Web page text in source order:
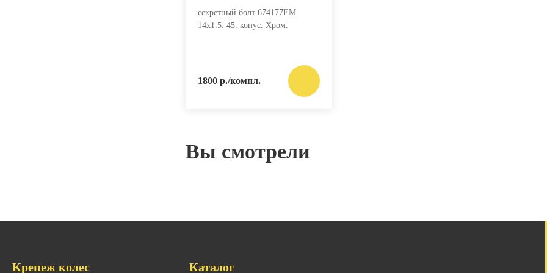
секретный болт 674177EM
14х1.5. 45. конус. Хром.
1800 р./компл.
Вы смотрели
Крепеж колес Каталог